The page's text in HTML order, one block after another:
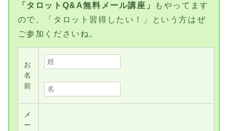
「タロットQ&A無料メール講座」
もやってます
ので、「タロット習得したい！」という方はぜ
ご参加くださいね。
お
名
前
メ
ー